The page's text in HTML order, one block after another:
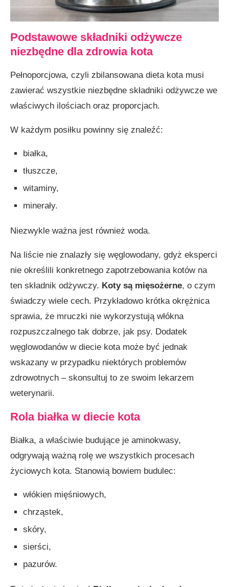
Podstawowe składniki odżywcze
niezbędne dla zdrowia kota
Pełnoporcjowa, czyli zbilansowana dieta kota musi
zawierać wszystkie niezbędne składniki odżywcze we
właściwych ilościach oraz proporcjach.
W każdym posiłku powinny się znaleźć:
białka,
tłuszcze,
witaminy,
minerały.
Niezwykle ważna jest również woda.
Na liście nie znalazły się węglowodany, gdyż eksperci
nie określili konkretnego zapotrzebowania kotów na
ten składnik odżywczy. Koty są mięsożerne, o czym
świadczy wiele cech. Przykładowo krótka okrężnica
sprawia, że mruczki nie wykorzystują włókna
rozpuszczalnego tak dobrze, jak psy. Dodatek
węglowodanów w diecie kota może być jednak
wskazany w przypadku niektórych problemów
zdrowotnych – skonsultuj to ze swoim lekarzem
weterynarii.
Rola białka w diecie kota
Białka, a właściwie budujące je aminokwasy,
odgrywają ważną rolę we wszystkich procesach
życiowych kota. Stanowią bowiem budulec:
włókien mięśniowych,
chrząstek,
skóry,
sierści,
pazurów.